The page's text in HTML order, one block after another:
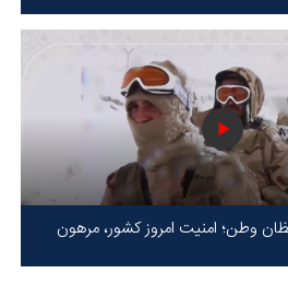
برابر ظلم!
وطن؛ امنیت امروز کشور، مرهون